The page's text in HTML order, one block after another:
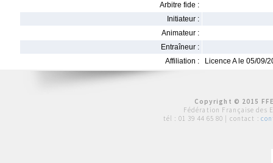
Arbitre fide :
Initiateur :
Animateur :
Entraîneur :
Affiliation :
Licence A le 05/09/
Copyright © 2015
Fédération Française des
tél : 01 39 44 65 80 | contact :